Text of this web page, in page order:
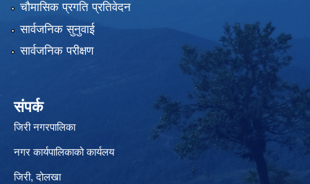
चौमासिक प्रगति प्रतिवेदन
सार्वजनिक सुनुवाई
सार्वजनिक परीक्षण
संपर्क
जिरी नगरपालिका
नगर कार्यपालिकाको कार्यलय
जिरी, दोलखा